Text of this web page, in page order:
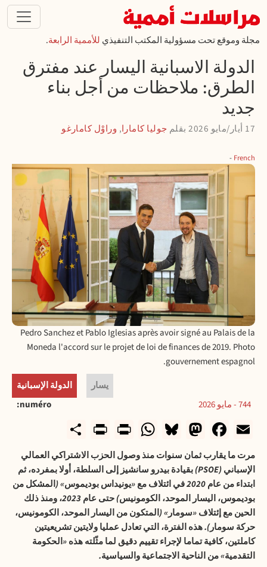
تجاوز إلى المحتوى الرئيسي
مجلة وموقع تحت مسؤولية المكتب التنفيذي للأممية الرابعة.
الدولة الاسبانية اليسار عند مفترق
الطرق: ملاحظات من أجل بناء
جديد
17 أيار/مايو 2026 بقلم جوليا كامارا, وراوْل كامارغو
French
Pedro Sanchez et Pablo Iglesias après avoir signé au Palais de la
Moneda l'accord sur le projet de loi de finances de 2019. Photo
gouvernement espagnol.
الدولة الإسبانية
يسار
numéro
744 - مايو 2026
Email
Facebook
Mastodon
Bluesky
WhatsApp
Print
مرت ما يقارب ثمان سنوات منذ وصول الحزب الاشتراكي العمالي
الإسباني(PSOE)
بقيادة بيدرو سانشيز إلى السلطة، أولا بمفرده، ثم
ابتداء من عام2020في ائتلاف مع«يونيداس بوديموس» (المشكل من
بوديموس، اليسار الموحد، الكومونيس)حتى عام2023، ومنذ ذلك
الحين مع إئتلاف«سومار» (المتكون من اليسار الموحد، الكومونيس،
حركة سومار).هذه الفترة، التي تعادل عمليا ولايتين تشريعيتين
كاملتين، كافية تماما لإجراء تقييم دقيق لما مثّلته هذه«الحكومة
التقدمية»من الناحية الاجتماعية والسياسية.